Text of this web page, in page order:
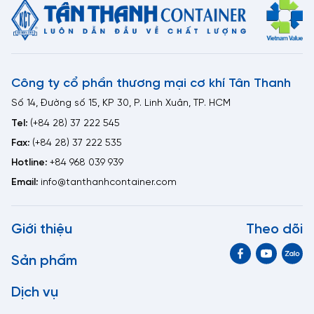
sử dụng lâu dài
Sạch sẽ, hiện đại, tính thẩm mỹ cao, không ô nhiễm môi
thu hồi vốn
Thời gian thiết kế, thi công nhanh chóng
Cách nhiệt, cách âm tốt, an toàn khi sử dụng
Tiết kiệm chi phí, giá thành rẻ hơn xây dựng
Công ty cổ phần thương mại cơ khí Tân Thanh
Số 14, Đường số 15, KP 30, P. Linh Xuân, TP. HCM
Tel: (+84 28) 37 222 545
Fax: (+84 28) 37 222 535
Hotline: +84 968 039 939
Email: info@tanthanhcontainer.com
Giới thiệu
Sản phẩm
Dịch vụ
Theo dõi